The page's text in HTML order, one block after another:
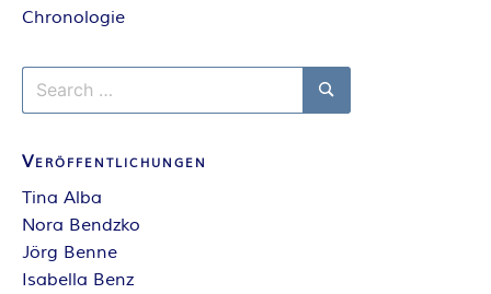
Chronologie
Search
for:
Search
Veröffentlichungen
Tina Alba
Nora Bendzko
Jörg Benne
Isabella Benz